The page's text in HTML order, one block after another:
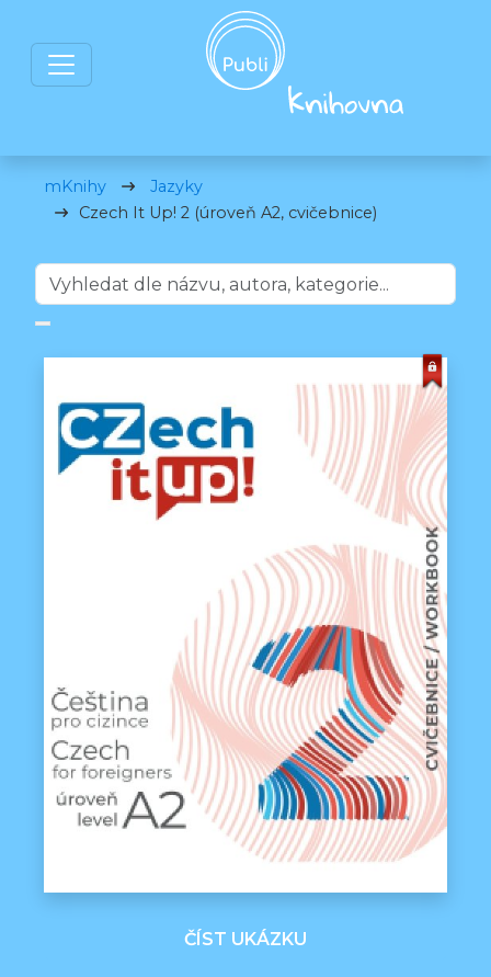
mKnihy
Jazyky
Czech It Up! 2 (úroveň A2, cvičebnice)
ČÍST UKÁZKU